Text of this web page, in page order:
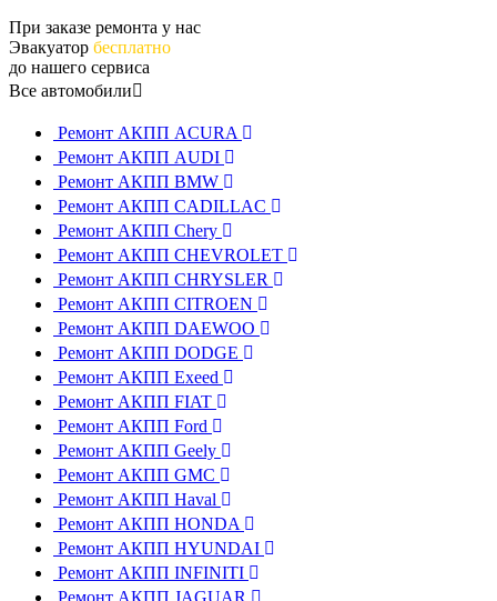
При заказе ремонта у нас
Эвакуатор бесплатно
до нашего сервиса
Все автомобили
Ремонт АКПП ACURA
Ремонт АКПП AUDI
Ремонт АКПП BMW
Ремонт АКПП CADILLAC
Ремонт АКПП Chery
Ремонт АКПП CHEVROLET
Ремонт АКПП CHRYSLER
Ремонт АКПП CITROEN
Ремонт АКПП DAEWOO
Ремонт АКПП DODGE
Ремонт АКПП Exeed
Ремонт АКПП FIAT
Ремонт АКПП Ford
Ремонт АКПП Geely
Ремонт АКПП GMC
Ремонт АКПП Haval
Ремонт АКПП HONDA
Ремонт АКПП HYUNDAI
Ремонт АКПП INFINITI
Ремонт АКПП JAGUAR